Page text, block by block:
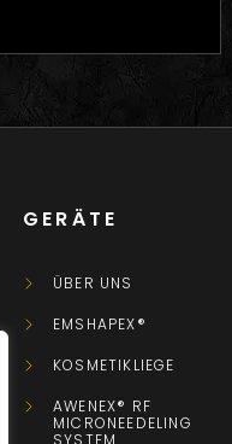
GERÄTE
ÜBER UNS
EMSHAPEX®
KOSMETIKLIEGE
AWENEX® RF
MICRONEEDELING
SYSTEM